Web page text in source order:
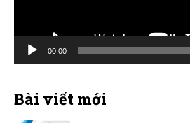
00:00
Bài viết mới